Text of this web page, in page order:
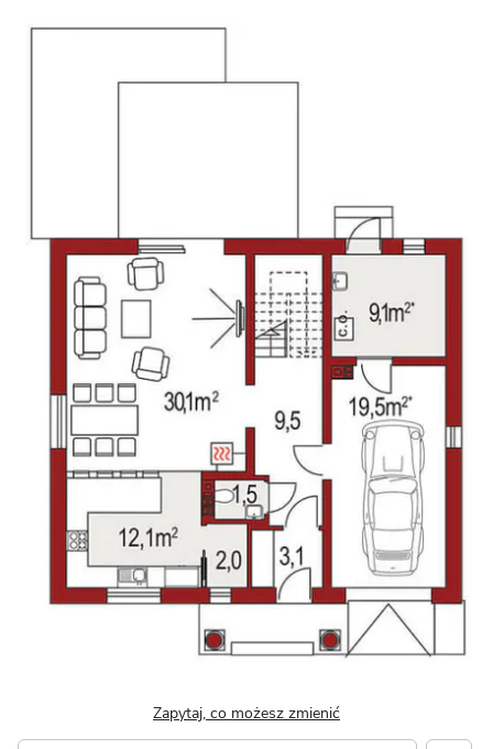
Zapytaj, co możesz zmienić